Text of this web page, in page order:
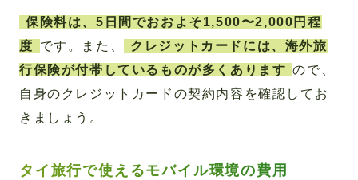
保険料は、5日間でおおよそ1,500〜2,000円程
度
です。また、
クレジットカードには、海外旅
行保険が付帯しているものが多くあります ので、
自身のクレジットカードの契約内容を確認してお
きましょう。
タイ旅行で使えるモバイル環境の費用